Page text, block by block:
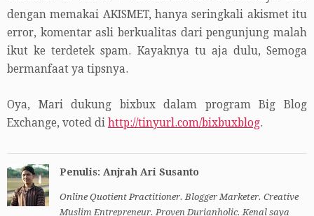
dengan memakai AKISMET, hanya seringkali akismet itu
error, komentar asli berkualitas dari pengunjung malah
ikut ke terdetek spam. Kayaknya tu aja dulu, Semoga
bermanfaat ya tipsnya.
Oya, Mari dukung bixbux dalam program Big Blog
Exchange, voted di http://tinyurl.com/bixbuxblog.
Penulis: Anjrah Ari Susanto
Online Quotient Practitioner. Blogger Marketer. Creative
Muslim Entrepreneur. Proven Durianholic. Kenal saya